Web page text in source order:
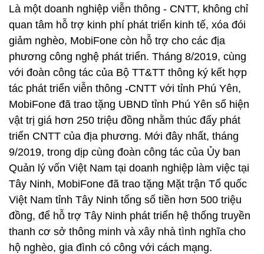
Là một doanh nghiệp viễn thông - CNTT, không chỉ
quan tâm hỗ trợ kinh phí phát triển kinh tế, xóa đói
giảm nghèo, MobiFone còn hỗ trợ cho các địa
phương công nghệ phát triển. Tháng 8/2019, cùng
với đoàn công tác của Bộ TT&TT thông ký kết hợp
tác phát triển viễn thông -CNTT với tỉnh Phú Yên,
MobiFone đã trao tặng UBND tỉnh Phú Yên số hiện
vật trị giá hơn 250 triệu đồng nhằm thúc đẩy phát
triển CNTT của địa phương. Mới đây nhất, tháng
9/2019, trong dịp cùng đoàn công tác của Ủy ban
Quản lý vốn Việt Nam tại doanh nghiệp làm việc tại
Tây Ninh, MobiFone đã trao tặng Mặt trận Tổ quốc
Việt Nam tỉnh Tây Ninh tổng số tiền hơn 500 triệu
đồng, để hỗ trợ Tây Ninh phát triển hệ thống truyền
thanh cơ sở thông minh và xây nhà tình nghĩa cho
hộ nghèo, gia đình có công với cách mạng.